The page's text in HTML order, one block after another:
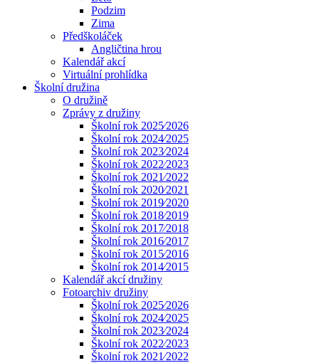
Podzim
Zima
Předškoláček
Angličtina hrou
Kalendář akcí
Virtuální prohlídka
Školní družina
O družině
Zprávy z družiny
Školní rok 2025⁄2026
Školní rok 2024⁄2025
Školní rok 2023⁄2024
Školní rok 2022⁄2023
Školní rok 2021⁄2022
Školní rok 2020⁄2021
Školní rok 2019⁄2020
Školní rok 2018⁄2019
Školní rok 2017⁄2018
Školní rok 2016⁄2017
Školní rok 2015⁄2016
Školní rok 2014⁄2015
Kalendář akcí družiny
Fotoarchiv družiny
Školní rok 2025⁄2026
Školní rok 2024⁄2025
Školní rok 2023⁄2024
Školní rok 2022⁄2023
Školní rok 2021⁄2022